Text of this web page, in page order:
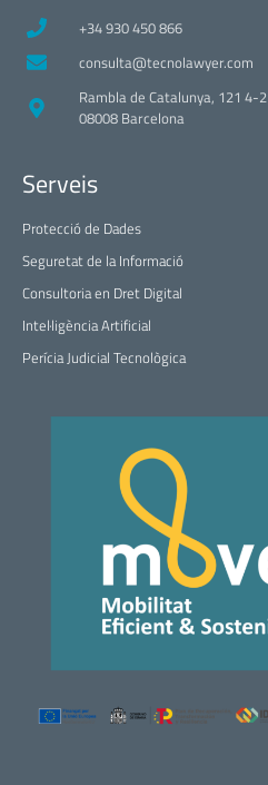
+34 930 450 866
consulta@tecnolawyer.com
Rambla de Catalunya, 121 4-2
08008 Barcelona
Serveis
Protecció de Dades
Seguretat de la Informació
Consultoria en Dret Digital
Intel·ligència Artificial
Perícia Judicial Tecnològica